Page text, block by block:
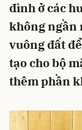
đình ở các
không ngần
vuông đất
tạo cho bộ
thêm phần